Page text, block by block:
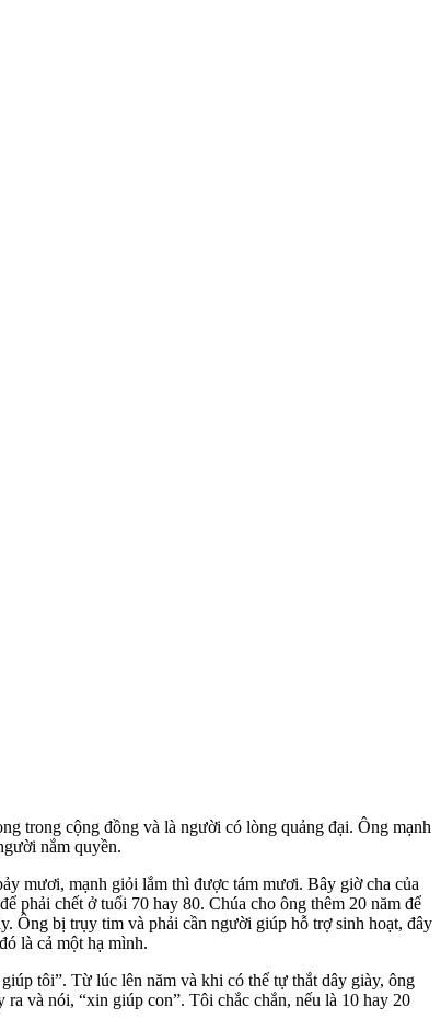
trong cộng đồng và là người có lòng quảng đại. Ông mạnh
nắm quyền.
mươi, mạnh giỏi lắm thì được tám mươi. Bây giờ cha của
phải chết ở tuổi 70 hay 80. Chúa cho ông thêm 20 năm để
Ông bị trụy tim và phải cần người giúp hỗ trợ sinh hoạt, đây
là cả một hạ mình.
tôi”. Từ lúc lên năm và khi có thể tự thắt dây giày, ông
và nói, “xin giúp con”. Tôi chắc chắn, nếu là 10 hay 20